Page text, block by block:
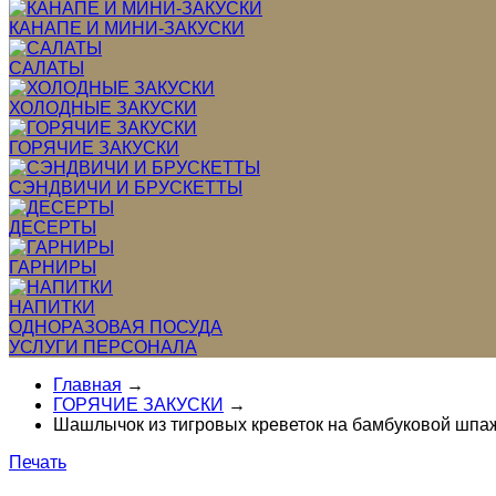
КАНАПЕ И МИНИ-ЗАКУСКИ
САЛАТЫ
ХОЛОДНЫЕ ЗАКУСКИ
ГОРЯЧИЕ ЗАКУСКИ
СЭНДВИЧИ И БРУСКЕТТЫ
ДЕСЕРТЫ
ГАРНИРЫ
НАПИТКИ
ОДНОРАЗОВАЯ ПОСУДА
УСЛУГИ ПЕРСОНАЛА
Главная →
ГОРЯЧИЕ ЗАКУСКИ →
Шашлычок из тигровых креветок на бамбуковой
Печать